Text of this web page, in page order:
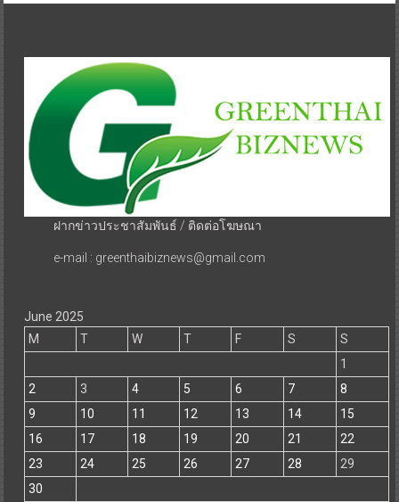
ฝากข่าวประชาสัมพันธ์ / ติดต่อโฆษณา
e-mail : greenthaibiznews@gmail.com
June 2025
M
T W T F S
S
1
2
3 4 5 6 7
8
9
10 11 12 13 14
15
16
17 18 19 20 21
22
23
24 25 26 27 28
29
30